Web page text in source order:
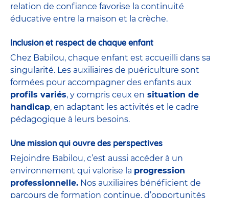
relation de confiance favorise la continuité
éducative entre la maison et la crèche.
Inclusion et respect de chaque enfant
Chez Babilou, chaque enfant est accueilli dans sa
singularité. Les auxiliaires de puériculture sont
formées pour accompagner des enfants aux
profils variés, y compris ceux en situation de
handicap, en adaptant les activités et le cadre
pédagogique à leurs besoins.
Une mission qui ouvre des perspectives
Rejoindre Babilou, c’est aussi accéder à un
environnement qui valorise la progression
professionnelle. Nos auxiliaires bénéficient de
parcours de formation continue, d’opportunités